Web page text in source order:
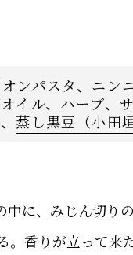
ンパスタ、ニン
イル、ハーブ、サ
蒸し黒豆（小田
中に、みじん切り
。香りが立って来